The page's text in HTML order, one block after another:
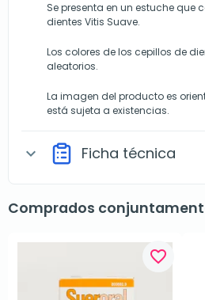
Se presenta en un estuche que
dientes Vitis Suave.
Los colores de los cepillos de
aleatorios.
La imagen del producto es
está sujeta a existencias.
expand_more Ficha técnica
Comprados
favorite_border